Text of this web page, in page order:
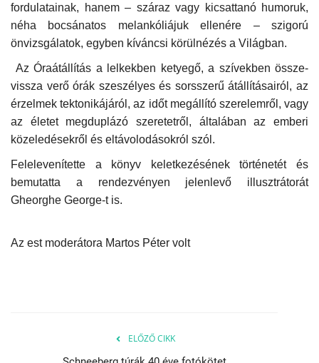
Újság Archívum
Emlékezzünk †
Nyelv
Magyar Deutsch English
fordulatainak, hanem – száraz vagy kicsattanó humoruk,
néha bocsánatos melankóliájuk ellenére – szigorú
önvizsgálatok, egyben kíváncsi körülnézés a Világban.
Az Óraátállítás a lelkekben ketyegő, a szívekben össze-
vissza verő órák szeszélyes és sorsszerű átállításairól, az
érzelmek tektonikájáról, az időt megállító szerelemről, vagy
az életet megduplázó szeretetről, általában az emberi
közeledésekről és eltávolodásokról szól.
Felelevenítette a könyv keletkezésének történetét és
bemutatta a rendezvényen jelenlevő illusztrátorát
Gheorghe George-t is.
Az est moderátora Martos Péter volt
ELŐZŐ CIKK